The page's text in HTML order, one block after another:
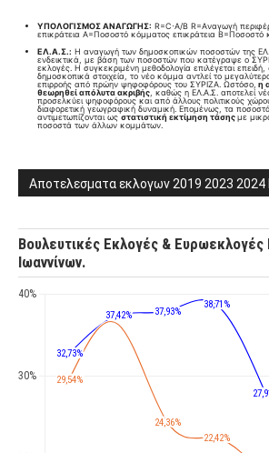
ΥΠΟΛΟΓΙΣΜΟΣ ΑΝΑΓΩΓΗΣ: R=C⋅A/B​ R=Aναγωγή
επικράτεια A=Ποσοστό κόμματος επικράτεια B=Ποσοστό
ΕΛ.Α.Σ.: Η αναγωγή των δημοσκοπικών ποσοστών της
ενδεικτικά, με βάση των ποσοστών που κατέγραψε ο
εκλογές. Η συγκεκριμένη μεθοδολογία επιλέγεται
δημοσκοπικά στοιχεία, το νέο κόμμα αντλεί το
επιρροής από πρώην ψηφοφόρους του ΣΥΡΙΖΑ. Ωστόσο, η
θεωρηθεί απόλυτα ακριβής , καθώς η ΕΛ.Α.Σ. αποτελεί
προσελκύει ψηφοφόρους και από άλλους πολιτικούς
διαφορετική γεωγραφική δυναμική. Επομένως, τα
αντιμετωπίζονται ωςστατιστική εκτίμηση τάσηςμε
ποσοστά των άλλων κομμάτων.
Αποτελεσματα εκλογων 2019 2023 2024